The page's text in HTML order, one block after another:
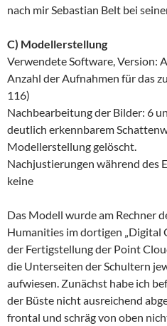
nach mir Sebastian Belt bei
C) Modellerstellung
Verwendete Software, Version:
Anzahl der Aufnahmen für das
116)
Nachbearbeitung der Bilder: 6
deutlich erkennbarem
Modellerstellung gelöscht.
Nachjustierungen während des
keine
Das Modell wurde am Rechner
Humanities im dortigen „Digital
der Fertigstellung der Point
die Unterseiten der Schultern
aufwiesen. Zunächst habe ich
der Büste nicht ausreichend
frontal und schräg von oben